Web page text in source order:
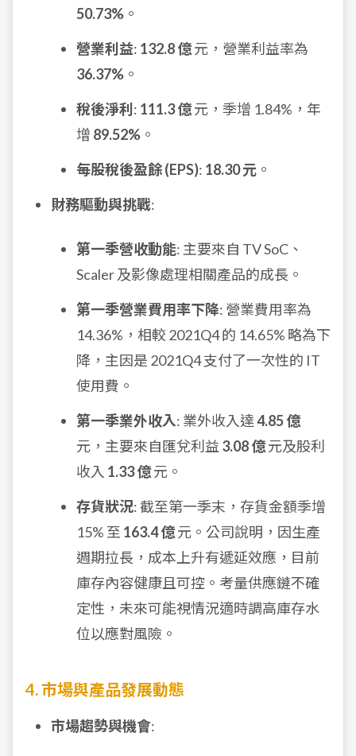
50.73% 。
營業利益: 132.8 億元，營業利益率為
36.37% 。
稅後淨利 : 111.3 億元，季增 1.84%，年
增 89.52% 。
每股稅後盈餘 (EPS): 18.30 元 。
財務驅動與挑戰:
第一季營收動能: 主要來自 TV SoC、
Scaler 及影像處理相關產品的成長。
第一季營業費用率下降: 營業費用率為
14.36%，相較 2021Q4 的 14.65% 略為下
降，主因是 2021Q4 支付了一次性的 IT
使用費。
第一季業外收入: 業外收入達4.85 億
元，主要來自匯兌利益 3.08 億元及股利
收入 1.33 億元。
存貨狀況: 截至第一季末，存貨金額季增
15% 至 163.4 億元。公司說明，因生產
週期拉長，成本上升有遞延效應，目前
庫存內容健康且可控。考量供應鏈不確
定性，未來可能視情況適時調高庫存水
位以應對風險。
4. 市場與產品發展動態
市場趨勢與機會: